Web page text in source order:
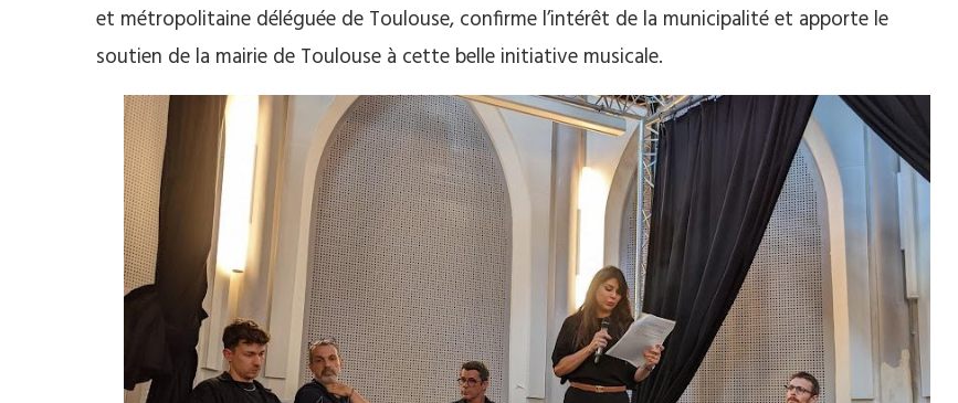
et métropolitaine déléguée de Toulouse, confirme l’intérêt de la municipalité et apporte le
soutien de la mairie de Toulouse à cette belle initiative musicale.